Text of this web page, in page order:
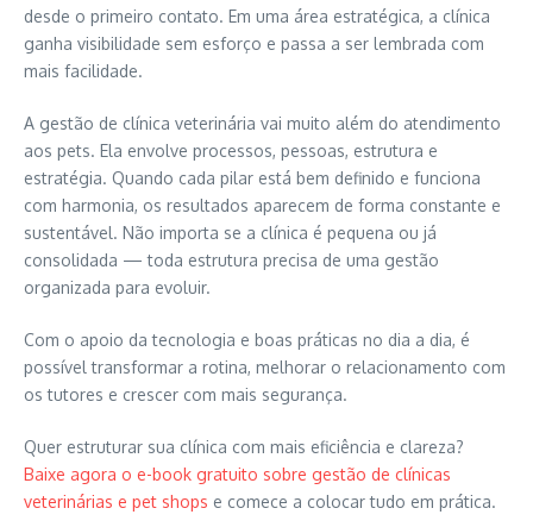
desde o primeiro contato. Em uma área estratégica, a clínica
ganha visibilidade sem esforço e passa a ser lembrada com
mais facilidade.
A gestão de clínica veterinária vai muito além do atendimento
aos pets. Ela envolve processos, pessoas, estrutura e
estratégia. Quando cada pilar está bem definido e funciona
com harmonia, os resultados aparecem de forma constante e
sustentável. Não importa se a clínica é pequena ou já
consolidada — toda estrutura precisa de uma gestão
organizada para evoluir.
Com o apoio da tecnologia e boas práticas no dia a dia, é
possível transformar a rotina, melhorar o relacionamento com
os tutores e crescer com mais segurança.
Quer estruturar sua clínica com mais eficiência e clareza?
Baixe agora o e-book gratuito sobre gestão de clínicas
veterinárias e pet shops e comece a colocar tudo em prática.